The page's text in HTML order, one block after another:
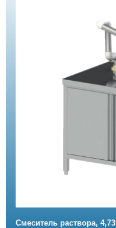
Смеситель раствора,